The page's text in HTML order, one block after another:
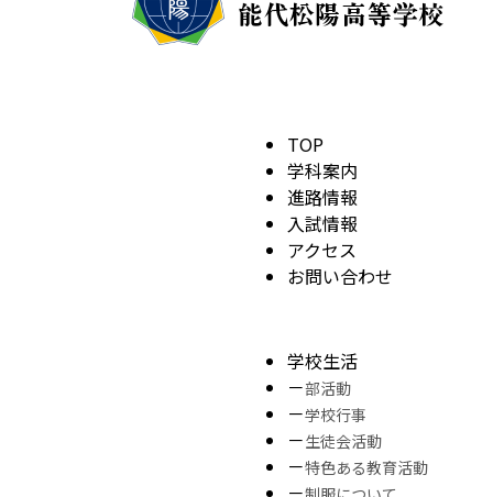
TOP
学科案内
進路情報
入試情報
アクセス
お問い合わせ
学校生活
部活動
学校行事
生徒会活動
特色ある教育活動